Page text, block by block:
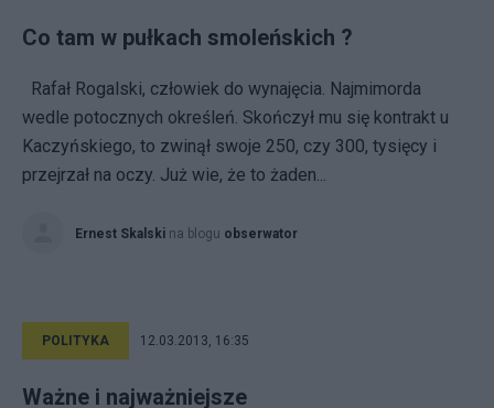
Co tam w pułkach smoleńskich ?
Rafał Rogalski, człowiek do wynajęcia. Najmimorda
wedle potocznych określeń. Skończył mu się kontrakt u
Kaczyńskiego, to zwinął swoje 250, czy 300, tysięcy i
przejrzał na oczy. Już wie, że to żaden...
Ernest Skalski na blogu obserwator
POLITYKA 12.03.2013, 16:35
Ważne i najważniejsze